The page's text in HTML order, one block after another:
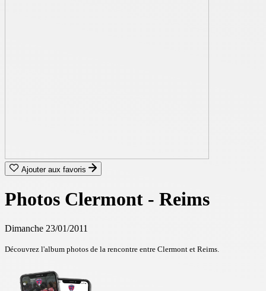
Ajouter aux favoris
Photos Clermont - Reims
Dimanche 23/01/2011
Découvrez l'album photos de la rencontre entre Clermont et Reims.